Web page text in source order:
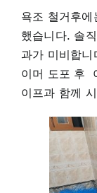
욕조 철거후
했습니다. 솔
과가 미비합
이머 도포 후
이프과 함께